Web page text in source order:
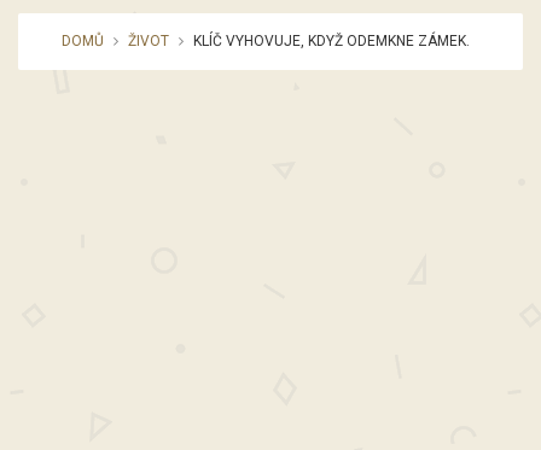
DOMŮ ŽIVOT KLÍČ VYHOVUJE, KDYŽ ODEMKNE ZÁMEK.